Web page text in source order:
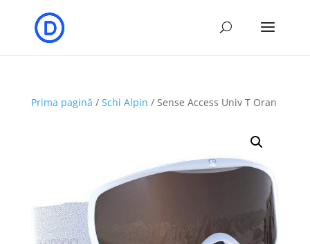
Prima pagină / Schi Alpin / Sense Access Univ T Oran